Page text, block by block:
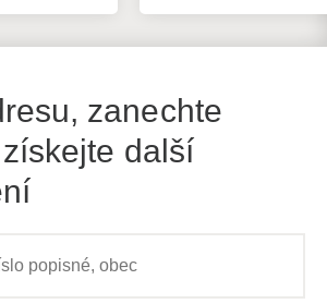
zanechte
další